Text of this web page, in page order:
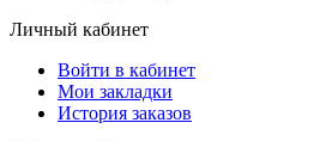
Личный кабинет
Войти в кабинет
Мои закладки
История заказов